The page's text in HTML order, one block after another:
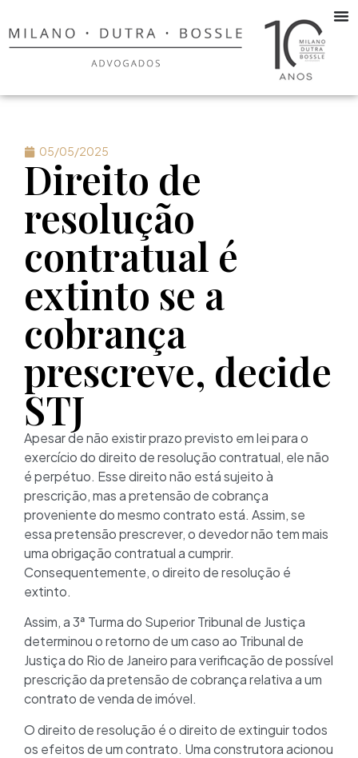
05/05/2025
Direito de
resolução
contratual é
extinto se a
cobrança
prescreve, decide
STJ
Apesar de não existir prazo previsto em lei para o
exercício do direito de resolução contratual, ele não
é perpétuo. Esse direito não está sujeito à
prescrição, mas a pretensão de cobrança
proveniente do mesmo contrato está. Assim, se
essa pretensão prescrever, o devedor não tem mais
uma obrigação contratual a cumprir.
Consequentemente, o direito de resolução é
extinto.
Assim, a 3ª Turma do Superior Tribunal de Justiça
determinou o retorno de um caso ao Tribunal de
Justiça do Rio de Janeiro para verificação de possível
prescrição da pretensão de cobrança relativa a um
contrato de venda de imóvel.
O direito de resolução é o direito de extinguir todos
os efeitos de um contrato. Uma construtora acionou